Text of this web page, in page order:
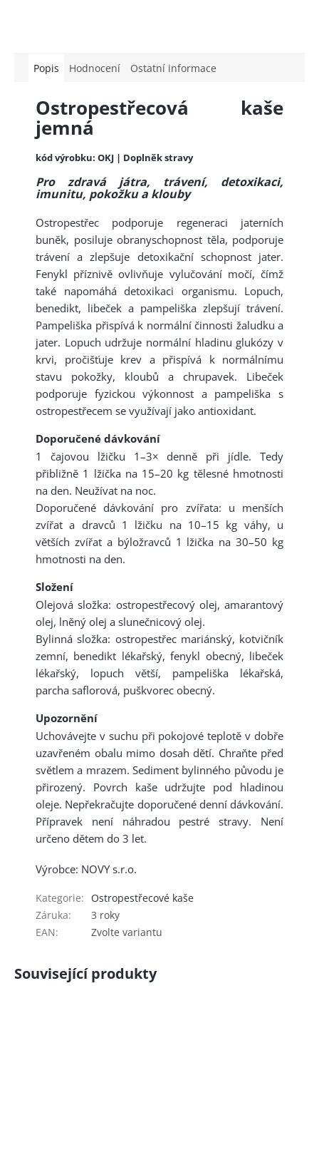
Popis Hodnocení Ostatní informace
Ostropestřecová kaše
jemná
kód výrobku: OKJ | Doplněk stravy
Pro zdravá játra, trávení, detoxikaci,
imunitu, pokožku a klouby
Ostropestřec podporuje regeneraci jaterních
buněk, posiluje obranyschopnost těla, podporuje
trávení a zlepšuje detoxikační schopnost jater.
Fenykl příznivě ovlivňuje vylučování močí, čímž
také napomáhá detoxikaci organismu. Lopuch,
benedikt, libeček a pampeliška zlepšují trávení.
Pampeliška přispívá k normální činnosti žaludku a
jater. Lopuch udržuje normální hladinu glukózy v
krvi, pročišťuje krev a přispívá k normálnímu
stavu pokožky, kloubů a chrupavek. Libeček
podporuje fyzickou výkonnost a pampeliška s
ostropestřecem se využívají jako antioxidant.
Doporučené dávkování
1 čajovou lžičku 1–3× denně při jídle. Tedy
přibližně 1 lžička na 15–20 kg tělesné hmotnosti
na den. Neužívat na noc.
Doporučené dávkování pro zvířata: u menších
zvířat a dravců 1 lžičku na 10–15 kg váhy, u
větších zvířat a býložravců 1 lžička na 30–50 kg
hmotnosti na den.
Složení
Olejová složka: ostropestřecový olej, amarantový
olej, lněný olej a slunečnicový olej.
Bylinná složka: ostropestřec mariánský, kotvičník
zemní, benedikt lékařský, fenykl obecný, libeček
lékařský, lopuch větší, pampeliška lékařská,
parcha saflorová, puškvorec obecný.
Upozornění
Uchovávejte v suchu při pokojové teplotě v dobře
uzavřeném obalu mimo dosah dětí. Chraňte před
světlem a mrazem. Sediment bylinného původu je
přirozený. Povrch kaše udržujte pod hladinou
oleje. Nepřekračujte doporučené denní dávkování.
Přípravek není náhradou pestré stravy. Není
určeno dětem do 3 let.
Výrobce: NOVY s.r.o.
Kategorie:
Ostropestřecové kaše
Záruka:
3 roky
EAN: Zvolte variantu
Související produkty